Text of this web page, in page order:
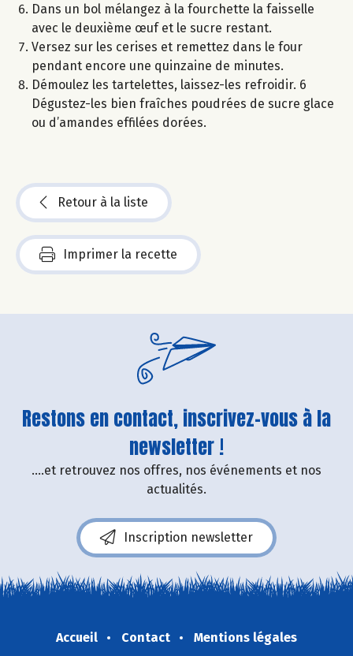
Dans un bol mélangez à la fourchette la faisselle
avec le deuxième œuf et le sucre restant.
Versez sur les cerises et remettez dans le four
pendant encore une quinzaine de minutes.
Démoulez les tartelettes, laissez-les refroidir. 6
Dégustez-les bien fraîches poudrées de sucre glace
ou d’amandes effilées dorées.
Retour à la liste
Imprimer la recette
Restons en contact, inscrivez-vous à la
newsletter !
....et retrouvez nos offres, nos événements et nos
actualités.
Inscription newsletter
Accueil Contact
Mentions légales